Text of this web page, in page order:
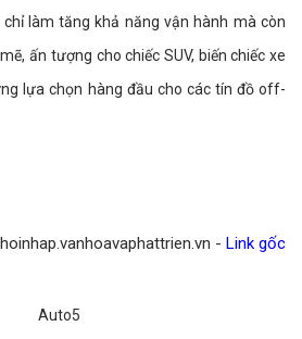
làm tăng khả năng vận hành mà còn
ấn tượng cho chiếc SUV, biến chiếc xe
lựa chọn hàng đầu cho các tín đồ off-
- Link gốc
Auto5